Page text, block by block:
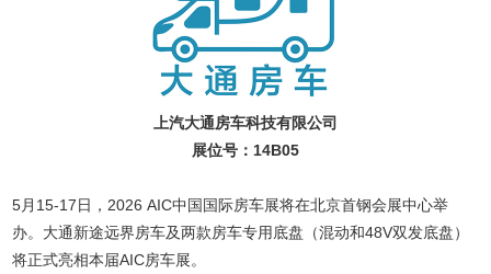
上汽大通房车科技有限公司
展位号：14B05
5月15-17日，2026 AIC中国国际房车展将在北京首钢会展中心举
办。大通新途远界房车及两款房车专用底盘（混动和48V双发底盘）
将正式亮相本届AIC房车展。